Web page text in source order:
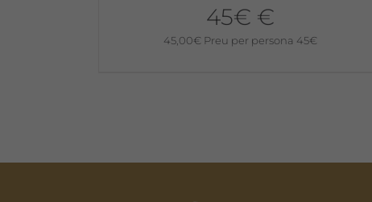
45€ €
45,00€ Preu per persona 45€